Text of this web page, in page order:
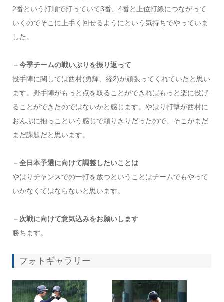
2番という打順で打っていて3番、4番と上位打線につながって
いくのでそこに上手く回せるようにという気持ちでやっていま
した。
－今季チームの戦いぶりを振り返って
投手陣に関しては西村(勇輝、経2)が頑張ってくれていたと思い
ます。野手陣がもっと点を取ることができればもっと楽に投げ
ることができたのではないかと感じます。やはり打撃が西村に
おんぶに抱っこという感じで頼りきりだったので、そこがまだ
まだ課題だと思います。
－全日本予選に向けて調整したいことは
やはりチャンスでの一打を放つということはチームでもやって
いかなくてはならないと思います。
－次戦に向けて意気込みをお願いします
勝ちます。
フォトギャラリー